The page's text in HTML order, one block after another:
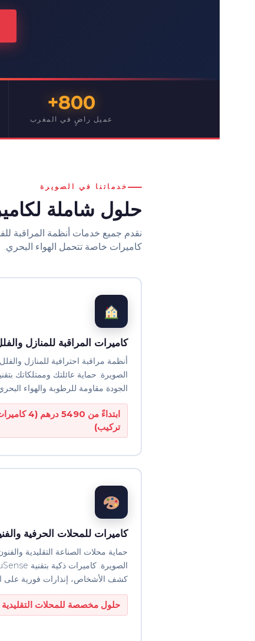
800+
عميل راضٍ في المغرب
خدماتنا في الصويرة
حلول شاملة
نقدم جميع خدمات أنظمة المراقبة
كاميرات خاصة تتحمل الهواء البحري.
كاميرات المراقبة للمنازل
أنظمة مراقبة احترافية للمنازل
الصويرة. حماية عائلتك وممتلكاتك
الجودة مقاومة للرطوبة والهواء
ابتداءً من 5490 درهم
تركيب)
كاميرات للمحلات الحرفية
حماية محلات الصناعة التقليدية
كشف الأشخاص، إنذارات فورية على
حلول مخصصة للمحلات التقليدية